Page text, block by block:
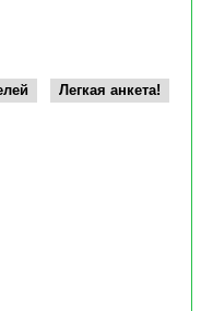
Легкая анкета!